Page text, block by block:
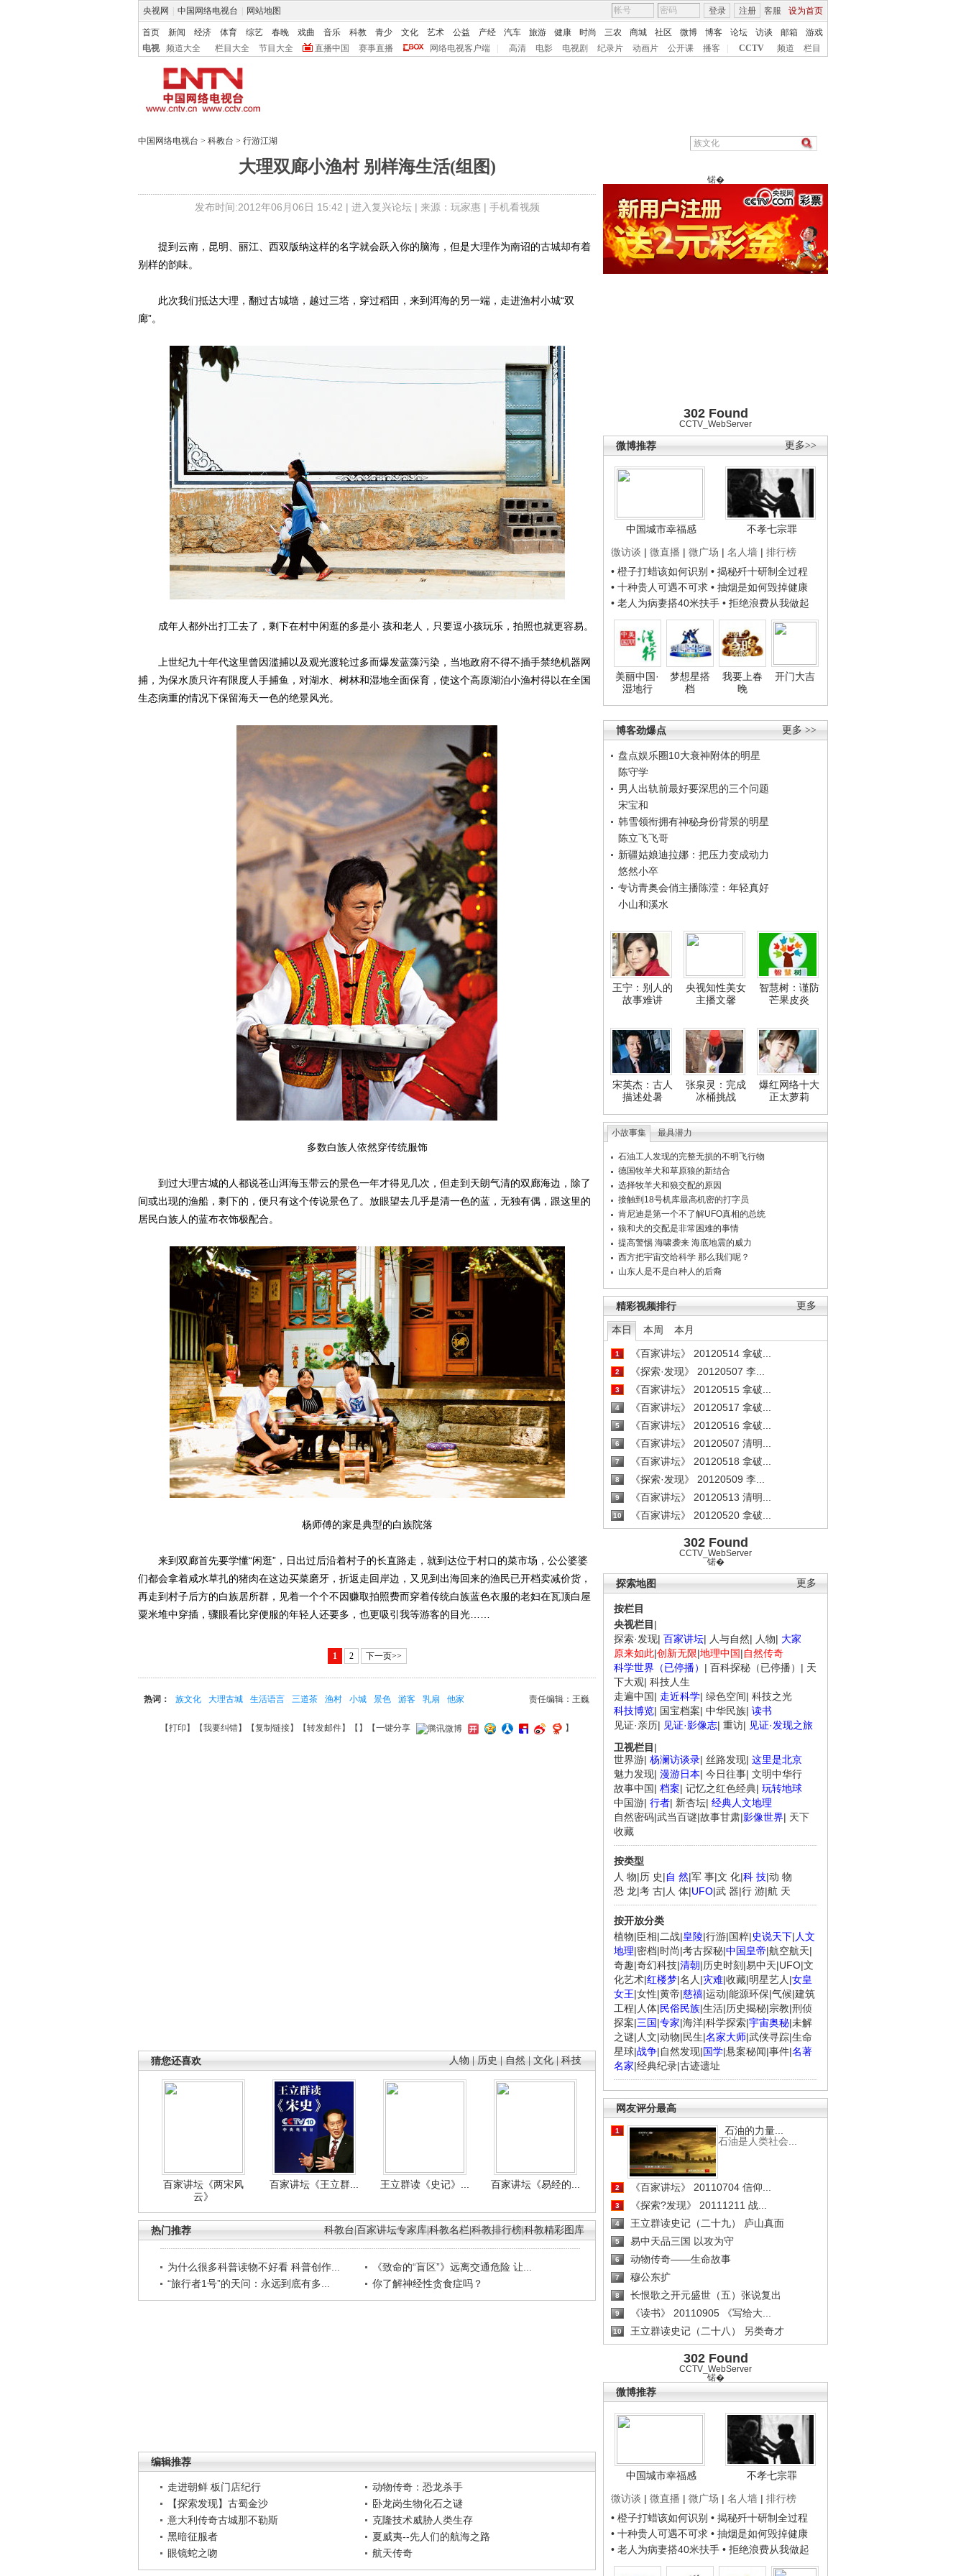
央视网 中国网络电视台 网站地图 客服 设为首页
登录 注册
首页 新闻 经济 体育 综艺 春晚 戏曲 音乐 科教 青少 文化 艺术 公益 产经 汽车 旅游 健康 时尚 三农 商城 社区 微博 博客 论坛 访谈 邮箱
游戏
电视
频道大全 栏目大全 节目大全 直播中国 赛事直播 网络电视客户端 高清 电影 电视剧 纪录片 动画片 公开课 播客 CCTV 频道 栏目
中国网络电视台 > 科教台 > 行游江湖
锘�
302 Found
CCTV_WebServer
更多>>
微博推荐
中国城市幸福感
不孝七宗罪
微访谈 | 微直播 | 微广场 | 名人墙 | 排行榜
• 橙子打蜡该如何识别 • 揭秘歼十研制全过程
• 十种贵人可遇不可求 • 抽烟是如何毁掉健康
• 老人为病妻搭40米扶手 • 拒绝浪费从我做起
美丽中国·
湿地行
梦想星搭
档
我要上春
晚
开门大吉
更多 >>
博客劲爆点
盘点娱乐圈10大衰神附体的明星
陈守学
男人出轨前最好要深思的三个问题
宋宝和
韩雪领衔拥有神秘身份背景的明星
陈立飞飞哥
新疆姑娘迪拉娜：把压力变成动力
悠然小卒
专访青奥会俏主播陈滢：年轻真好
小山和溪水
王宁：别人的
故事难讲
央视知性美女
主播文馨
智慧树：谨防
芒果皮炎
宋英杰：古人
描述处暑
张泉灵：完成
冰桶挑战
爆红网络十大
正太萝莉
小故事集 最具潜力
石油工人发现的完整无损的不明飞行物
德国牧羊犬和草原狼的新结合
选择牧羊犬和狼交配的原因
接触到18号机库最高机密的打字员
肯尼迪是第一个不了解UFO真相的总统
狼和犬的交配是非常困难的事情
提高警惕 海啸袭来 海底地震的威力
西方把宇宙交给科学 那么我们呢？
山东人是不是白种人的后裔
更多
精彩视频排行
本日 本周 本月
1 《百家讲坛》 20120514 拿破...
2 《探索·发现》 20120507 李...
3 《百家讲坛》 20120515 拿破...
4 《百家讲坛》 20120517 拿破...
5 《百家讲坛》 20120516 拿破...
6 《百家讲坛》 20120507 清明...
7 《百家讲坛》 20120518 拿破...
8 《探索·发现》 20120509 李...
9 《百家讲坛》 20120513 清明...
10 《百家讲坛》 20120520 拿破...
302 Found
CCTV_WebServer
锘�
更多
探索地图
按栏目
央视栏目 |
探索·发现| 百家讲坛| 人与自然| 人物| 大家
原来如此|创新无限|地理中国|自然传奇
科学世界（已停播） | 百科探秘（已停播） | 天
下大观| 科技人生
走遍中国| 走近科学| 绿色空间| 科技之光
科技博览| 国宝档案| 中华民族| 读书
见证·亲历| 见证·影像志| 重访| 见证·发现之旅
卫视栏目 |
世界游| 杨澜访谈录| 丝路发现| 这里是北京
魅力发现| 漫游日本| 今日往事| 文明中华行
故事中国| 档案| 记忆之红色经典| 玩转地球
中国游| 行者| 新杏坛| 经典人文地理
自然密码|武当百谜|故事甘肃|影像世界| 天下
收藏
按类型
人 物|历 史|自 然|军 事|文 化|科 技|动 物
恐 龙|考 古| 人 体|UFO|武 器|行 游|航 天
按开放分类
植物|臣相|二战|皇陵|行游|国粹|史说天下| 人文
地理|密档|时尚|考古探秘|中国皇帝|航空航天|
奇趣|奇幻科技|清朝|历史时刻 |易中天|UFO|文
化艺术|红楼梦|名人 |灾难|收藏|明星艺人 |女皇
女王|女性|黄帝|慈禧|运动|能源环保|气候|建筑
工程| 人体|民俗民族|生活|历史揭秘|宗教|刑侦
探案|三国|专家|海洋|科学探索|宇宙奥秘|未解
之谜| 人文|动物|民生|名家大师|武侠寻踪|生命
星球|战争|自然发现|国学|悬案秘闻|事件|名著
名家|经典纪录|古迹遗址
网友评分最高
1
石油的力量...
石油是人类社会...
2 《百家讲坛》 20110704 信仰...
3 《探索?发现》 20111211 战...
4 王立群读史记（二十九） 庐山真面
5 易中天品三国 以攻为守
6 动物传奇——生命故事
7 穆公东扩
8 长恨歌之开元盛世（五）张说复出
9 《读书》 20110905 《写给大...
10 王立群读史记（二十八） 另类奇才
302 Found
CCTV_WebServer
锘�
微博推荐
中国城市幸福感
不孝七宗罪
微访谈 | 微直播 | 微广场 | 名人墙 | 排行榜
• 橙子打蜡该如何识别 • 揭秘歼十研制全过程
• 十种贵人可遇不可求 • 抽烟是如何毁掉健康
• 老人为病妻搭40米扶手 • 拒绝浪费从我做起
大理双廊小渔村 别样海生活(组图)
发布时间:2012年06月06日 15:42 | 进入复兴论坛| 来源： 玩家惠 | 手机看视频
提到云南，昆明、丽江、西双版纳这样的名字就会跃入你的脑海，但是大理作为南诏的古城却有着
别样的韵味。
此次我们抵达大理，翻过古城墙，越过三塔，穿过稻田，来到洱海的另一端，走进渔村小城“双
廊”。
成年人都外出打工去了，剩下在村中闲逛的多是小 孩和老人，只要逗小孩玩乐，拍照也就更容易。
上世纪九十年代这里曾因滥捕以及观光渡轮过多而爆发蓝藻污染，当地政府不得不插手禁绝机器网
捕，为保水质只许有限度人手捕鱼，对湖水、树林和湿地全面保育，使这个高原湖泊小渔村得以在全国
生态病重的情况下保留海天一色的绝景风光。
多数白族人依然穿传统服饰
到过大理古城的人都说苍山洱海玉带云的景色一年才得见几次，但走到天朗气清的双廊海边，除了
间或出现的渔船，剩下的，便只有这个传说景色了。放眼望去几乎是清一色的蓝，无独有偶，跟这里的
居民白族人的蓝布衣饰极配合。
杨师傅的家是典型的白族院落
来到双廊首先要学懂“闲逛”，日出过后沿着村子的长直路走，就到达位于村口的菜市场，公公婆婆
们都会拿着咸水草扎的猪肉在这边买菜磨牙，折返走回岸边，又见到出海回来的渔民已开档卖减价货，
再走到村子后方的白族居所群，见着一个个不因赚取拍照费而穿着传统白族蓝色衣服的老妇在瓦顶白屋
粟米堆中穿插，骤眼看比穿便服的年轻人还要多，也更吸引我等游客的目光……
1 2 下一页>>
责任编辑：王巍
热词： 族文化 大理古城 生活语言 三道茶 渔村 小城 景色 游客 乳扇 他家
【打印 】【我要纠错】【复制链接】【转发邮件】【 】 【一键分享 】
人物 历史 自然 文化 科技
猜您还喜欢
百家讲坛《两宋风
云》
百家讲坛《王立群... 王立群读《史记》... 百家讲坛《易经的...
科教台 百家讲坛专家库 科教名栏 科教排行榜 科教精彩图库
热门推荐
为什么很多科普读物不好看 科普创作...
《致命的“盲区”》远离交通危险 让...
“旅行者1号”的天问：永远到底有多...
你了解神经性贪食症吗？
编辑推荐
走进朝鲜 板门店纪行
动物传奇：恐龙杀手
【探索发现】古蜀金沙
卧龙岗生物化石之谜
意大利传奇古城那不勒斯
克隆技术威胁人类生存
黑暗征服者
夏威夷--先人们的航海之路
眼镜蛇之吻
航天传奇